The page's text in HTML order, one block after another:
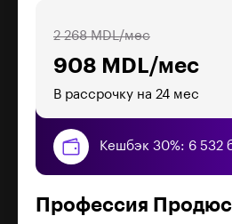
908 MDL/мес
2 268 MDL/мес
В рассрочку на 24 мес
Кешбэк 30%: 6 532
Профессия